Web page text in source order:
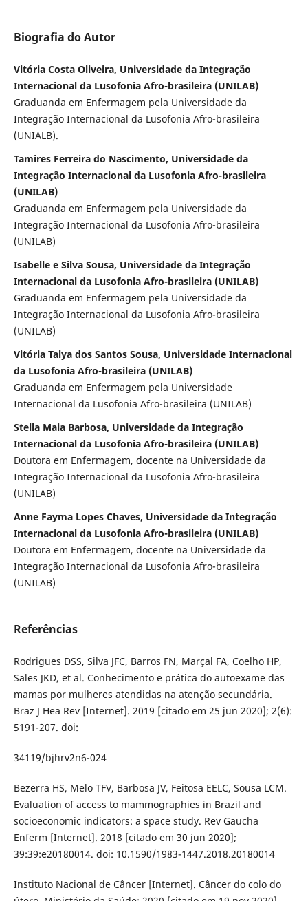
Biografia do Autor
Vitória Costa Oliveira, Universidade da Integração
Internacional da Lusofonia Afro-brasileira (UNILAB)
Graduanda em Enfermagem pela Universidade da
Integração Internacional da Lusofonia Afro-brasileira
(UNIALB).
Tamires Ferreira do Nascimento, Universidade da
Integração Internacional da Lusofonia Afro-brasileira
(UNILAB)
Graduanda em Enfermagem pela Universidade da
Integração Internacional da Lusofonia Afro-brasileira
(UNILAB)
Isabelle e Silva Sousa, Universidade da Integração
Internacional da Lusofonia Afro-brasileira (UNILAB)
Graduanda em Enfermagem pela Universidade da
Integração Internacional da Lusofonia Afro-brasileira
(UNILAB)
Vitória Talya dos Santos Sousa, Universidade Internacional
da Lusofonia Afro-brasileira (UNILAB)
Graduanda em Enfermagem pela Universidade
Internacional da Lusofonia Afro-brasileira (UNILAB)
Stella Maia Barbosa, Universidade da Integração
Internacional da Lusofonia Afro-brasileira (UNILAB)
Doutora em Enfermagem, docente na Universidade da
Integração Internacional da Lusofonia Afro-brasileira
(UNILAB)
Anne Fayma Lopes Chaves, Universidade da Integração
Internacional da Lusofonia Afro-brasileira (UNILAB)
Doutora em Enfermagem, docente na Universidade da
Integração Internacional da Lusofonia Afro-brasileira
(UNILAB)
Referências
Rodrigues DSS, Silva JFC, Barros FN, Marçal FA, Coelho HP,
Sales JKD, et al. Conhecimento e prática do autoexame das
mamas por mulheres atendidas na atenção secundária.
Braz J Hea Rev [Internet]. 2019 [citado em 25 jun 2020]; 2(6):
5191-207. doi:
34119/bjhrv2n6-024
Bezerra HS, Melo TFV, Barbosa JV, Feitosa EELC, Sousa LCM.
Evaluation of access to mammographies in Brazil and
socioeconomic indicators: a space study. Rev Gaucha
Enferm [Internet]. 2018 [citado em 30 jun 2020];
39:39:e20180014. doi: 10.1590/1983-1447.2018.20180014
Instituto Nacional de Câncer [Internet]. Câncer do colo do